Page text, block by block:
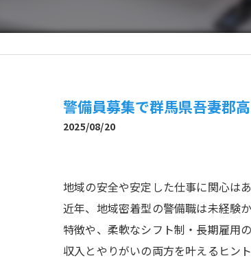
警備員募集で群馬県吾妻郡
2025/08/20
地域の安全や安定した仕事に関心は
近年、地域密着型の警備職は未経験
特徴や、柔軟なシフト制・長期雇用
収入とやりがいの両方を叶えるヒン